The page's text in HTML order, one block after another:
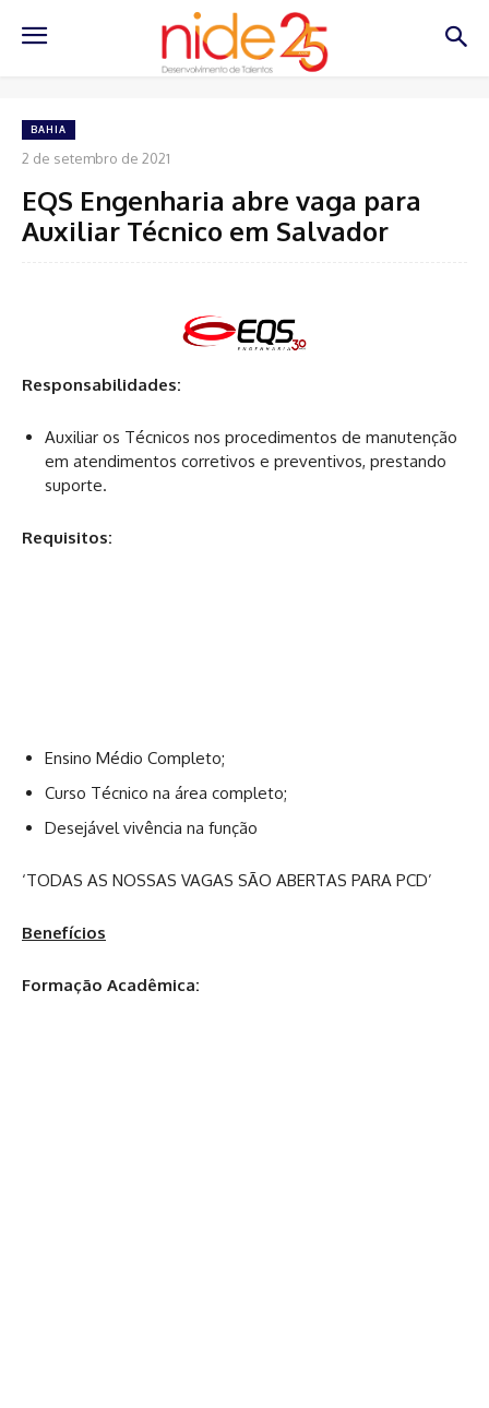
BAHIA
2 de setembro de 2021
EQS Engenharia abre vaga para
Auxiliar Técnico em Salvador
Responsabilidades:
Auxiliar os Técnicos nos procedimentos de manutenção
em atendimentos corretivos e preventivos, prestando
suporte.
Requisitos:
Ensino Médio Completo;
Curso Técnico na área completo;
Desejável vivência na função
‘TODAS AS NOSSAS VAGAS SÃO ABERTAS PARA PCD’
Benefícios
Formação Acadêmica: